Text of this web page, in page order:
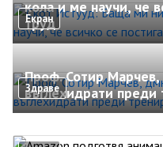
Екран
кола и ме научи, че
труд
Здраве
Проф. Сотир
въглехидрати преди